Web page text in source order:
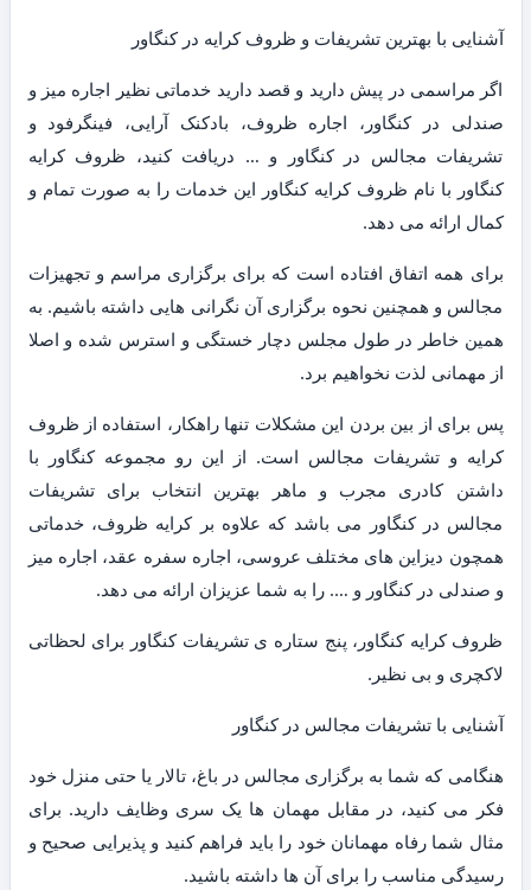
آشنایی با بهترین تشریفات و ظروف کرایه در کنگاور
اگر مراسمی در پیش دارید و قصد دارید خدماتی نظیر اجاره میز و
صندلی در کنگاور، اجاره ظروف، بادکنک آرایی، فینگرفود و
تشریفات مجالس در کنگاور و … دریافت کنید، ظروف کرایه
کنگاور با نام ظروف کرایه کنگاور این خدمات را به صورت تمام و
کمال ارائه می دهد.
برای همه اتفاق افتاده است که برای برگزاری مراسم و تجهیزات
مجالس و همچنین نحوه برگزاری آن نگرانی هایی داشته باشیم. به
همین خاطر در طول مجلس دچار خستگی و استرس شده و اصلا
از مهمانی لذت نخواهیم برد.
پس برای از بین بردن این مشکلات تنها راهکار، استفاده از ظروف
کرایه و تشریفات مجالس است. از این رو مجموعه کنگاور با
داشتن کادری مجرب و ماهر بهترین انتخاب برای تشریفات
مجالس در کنگاور می باشد که علاوه بر کرایه ظروف، خدماتی
همچون دیزاین های مختلف عروسی، اجاره سفره عقد، اجاره میز
و صندلی در کنگاور و …. را به شما عزیزان ارائه می دهد.
ظروف کرایه کنگاور، پنج ستاره ی تشریفات کنگاور برای لحظاتی
لاکچری و بی نظیر.
آشنایی با تشریفات مجالس در کنگاور
هنگامی که شما به برگزاری مجالس در باغ، تالار یا حتی منزل خود
فکر می کنید، در مقابل مهمان ها یک سری وظایف دارید. برای
مثال شما رفاه مهمانان خود را باید فراهم کنید و پذیرایی صحیح و
رسیدگی مناسب را برای آن ها داشته باشید.